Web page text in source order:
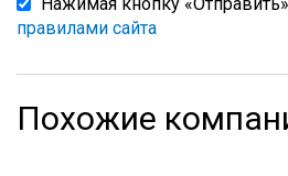
Нажимая кнопку
правилами сайта
Похожие